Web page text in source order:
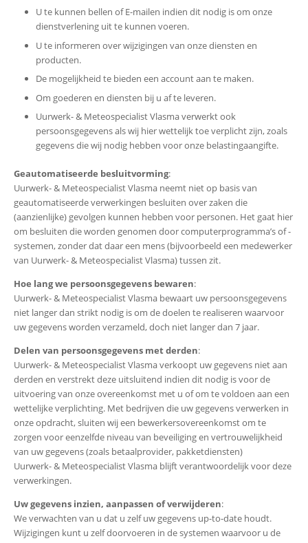
U te kunnen bellen of E-mailen indien dit nodig is om onze
dienstverlening uit te kunnen voeren.
U te informeren over wijzigingen van onze diensten en
producten.
De mogelijkheid te bieden een account aan te maken.
Om goederen en diensten bij u af te leveren.
Uurwerk- & Meteospecialist Vlasma verwerkt ook
persoonsgegevens als wij hier wettelijk toe verplicht zijn, zoals
gegevens die wij nodig hebben voor onze belastingaangifte.
Geautomatiseerde besluitvorming:
Uurwerk- & Meteospecialist Vlasma neemt niet op basis van
geautomatiseerde verwerkingen besluiten over zaken die
(aanzienlijke) gevolgen kunnen hebben voor personen. Het gaat hier
om besluiten die worden genomen door computerprogramma’s of -
systemen, zonder dat daar een mens (bijvoorbeeld een medewerker
van Uurwerk- & Meteospecialist Vlasma) tussen zit.
Hoe lang we persoonsgegevens bewaren:
Uurwerk- & Meteospecialist Vlasma bewaart uw persoonsgegevens
niet langer dan strikt nodig is om de doelen te realiseren waarvoor
uw gegevens worden verzameld, doch niet langer dan 7 jaar.
Delen van persoonsgegevens met derden:
Uurwerk- & Meteospecialist Vlasma verkoopt uw gegevens niet aan
derden en verstrekt deze uitsluitend indien dit nodig is voor de
uitvoering van onze overeenkomst met u of om te voldoen aan een
wettelijke verplichting. Met bedrijven die uw gegevens verwerken in
onze opdracht, sluiten wij een bewerkersovereenkomst om te
zorgen voor eenzelfde niveau van beveiliging en vertrouwelijkheid
van uw gegevens (zoals betaalprovider, pakketdiensten)
Uurwerk- & Meteospecialist Vlasma blijft verantwoordelijk voor deze
verwerkingen.
Uw gegevens inzien, aanpassen of verwijderen:
We verwachten van u dat u zelf uw gegevens up-to-date houdt.
Wijzigingen kunt u zelf doorvoeren in de systemen waarvoor u de